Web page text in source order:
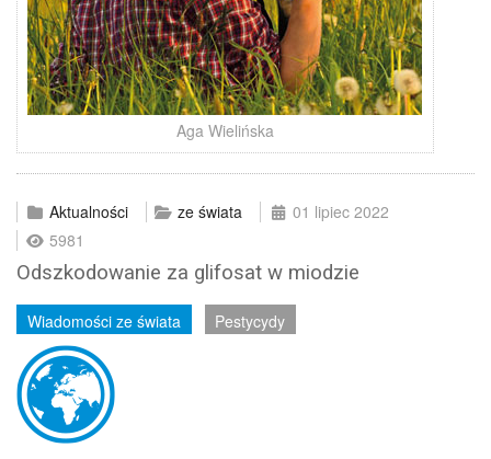
Aga Wielińska
Aktualności ze świata
01 lipiec 2022
5981
Odszkodowanie za glifosat w miodzie
Wiadomości ze świata Pestycydy